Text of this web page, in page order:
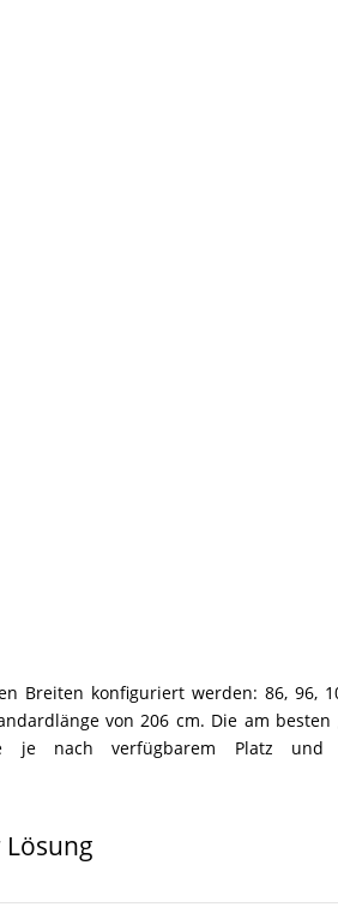
Breiten konfiguriert werden: 86, 96,
von 206 cm. Die am besten
je nach verfügbarem Platz und